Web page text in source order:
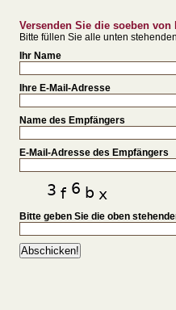
Versenden Sie die soeben von
Bitte füllen Sie alle unten
Ihr Name
Ihre E-Mail-Adresse
Name des Empfängers
E-Mail-Adresse des Empfängers
Bitte geben Sie die oben